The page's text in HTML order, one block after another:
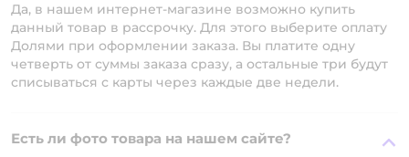
Да, в нашем интернет-магазине возможно купить
данный товар в рассрочку. Для этого выберите оплату
Долями при оформлении заказа. Вы платите одну
четверть от суммы заказа сразу, а остальные три будут
списываться с карты через каждые две недели.
Есть ли фото товара на нашем сайте?